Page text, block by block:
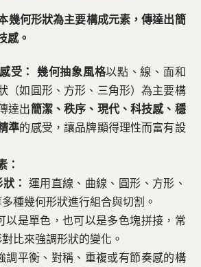
幾何形狀為主要構成元素，傳達出簡
感。
受： 幾何抽象風格以點、線、面和
（如圓形、方形、三角形）為主要構
達出簡潔、秩序、現代、科技感、穩
準的感受，讓品牌顯得理性而富有設
：
：
運用直線、曲線、圓形、方形、
種幾何形狀進行組合與切割。
以是單色，也可以是多色塊拼接，常
比來強調形狀的變化。
調平衡、對稱、重複或有節奏感的構